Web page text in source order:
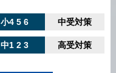
小4 5 6 中受対策
中1 2 3 高受対策